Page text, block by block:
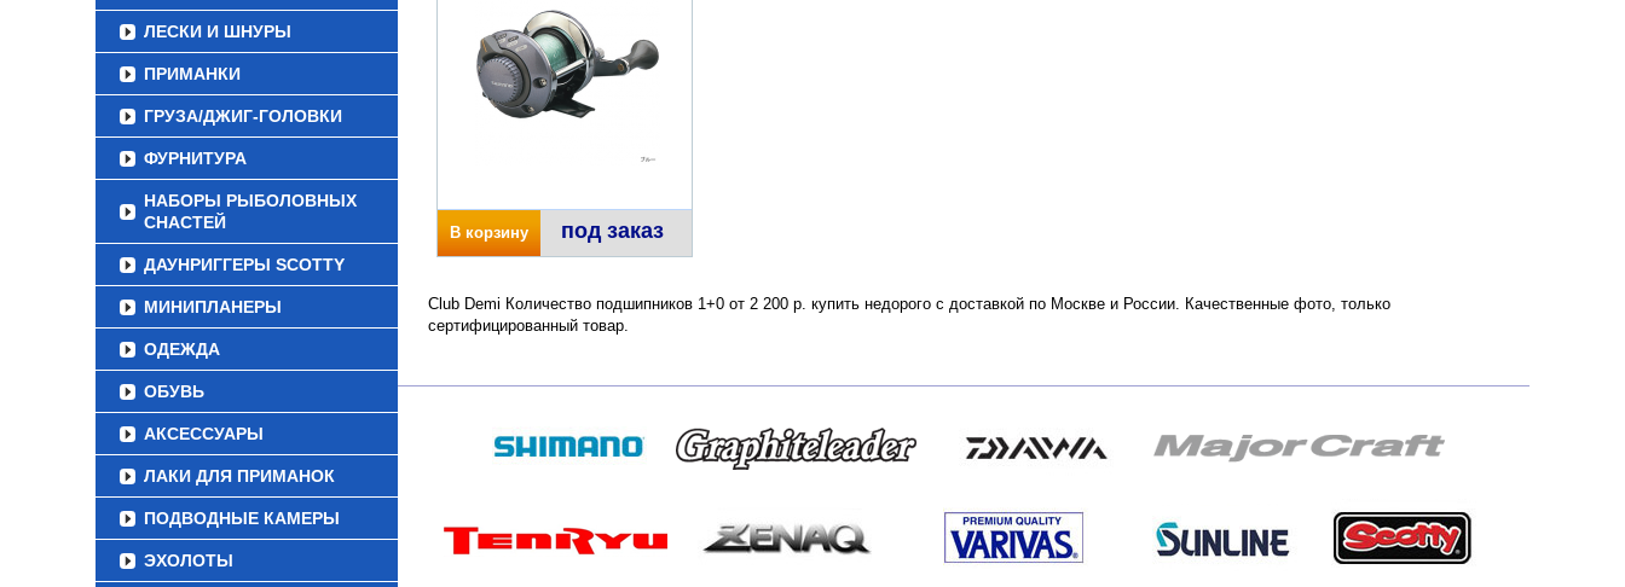
ЛЕСКИ И ШНУРЫ
ПРИМАНКИ
ГРУЗА/ДЖИГ-ГОЛОВКИ
ФУРНИТУРА
НАБОРЫ РЫБОЛОВНЫХ
СНАСТЕЙ
ДАУНРИГГЕРЫ SCOTTY
МИНИПЛАНЕРЫ
ОДЕЖДА
ОБУВЬ
АКСЕССУАРЫ
ЛАКИ ДЛЯ ПРИМАНОК
ПОДВОДНЫЕ КАМЕРЫ
ЭХОЛОТЫ
В корзину под заказ
Club Demi Количество подшипников 1+0 от 2 200 р. купить недорого с доставкой по Москве и России. Качественные фото, только
сертифицированный товар.